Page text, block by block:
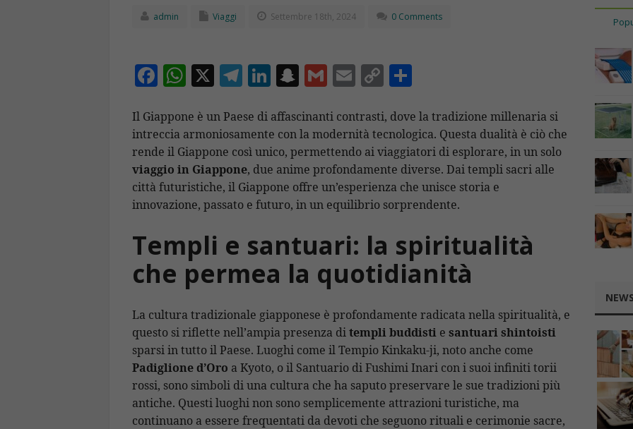
admin Viaggi Settembre 18th, 2024 0 Comments
F
e
b
o
o
k
W
at
s
A
p
p
X T
e
gr
a
m
Li
k
e
dI
n
S
a
p
c
h
at
G
ai
l
E
ai
l
C
p
y
Li
n
k
n
di
vi
di
Il Giappone è un Paese di affascinanti contrasti, dove la tradizione millenaria si
intreccia armoniosamente con la modernità tecnologica. Questa dualità è ciò che
rende il Giappone così unico, permettendo ai viaggiatori di esplorare, in un solo
viaggio in Giappone, due anime profondamente diverse. Dai templi sacri alle
città futuristiche, il Giappone offre un’esperienza che unisce storia e
innovazione, passato e futuro, in un equilibrio sorprendente.
Templi e santuari: la spiritualità
che permea la quotidianità
La cultura tradizionale giapponese è profondamente radicata nella spiritualità, e
questo si riflette nell’ampia presenza ditempli buddisti e santuari shintoisti
sparsi in tutto il Paese. Luoghi come il Tempio Kinkaku-ji, noto anche come
Padiglione d’Oro a Kyoto, o il Santuario di Fushimi Inari con i suoi infiniti torii
rossi, sono simboli di una cultura che ha saputo preservare le sue tradizioni più
antiche. Questi luoghi non sono semplicemente attrazioni turistiche, ma
continuano a essere frequentati da devoti che seguono rituali e cerimonie sacre,